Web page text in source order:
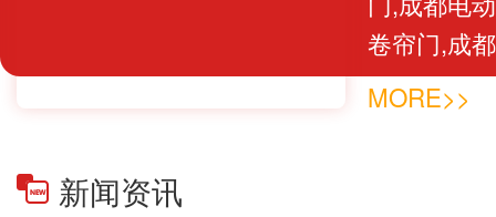
卷帘门,成
提升门,成
修一体的
MORE>>
新闻资讯